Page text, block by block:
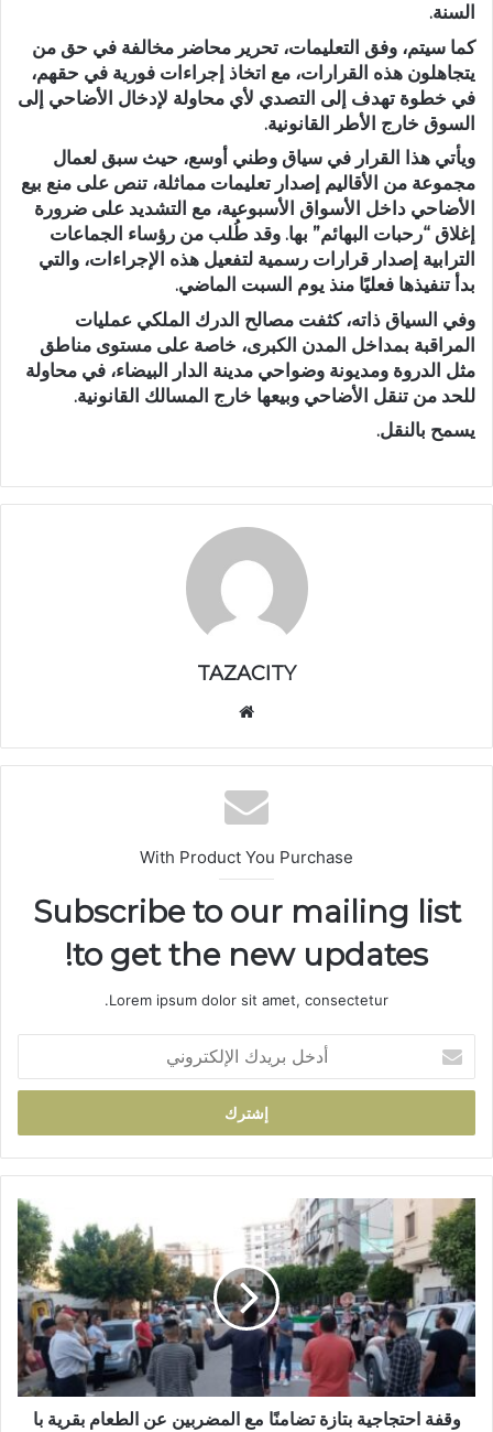
السنة.
كما سيتم، وفق التعليمات، تحرير محاضر مخالفة في حق من
يتجاهلون هذه القرارات، مع اتخاذ إجراءات فورية في حقهم،
في خطوة تهدف إلى التصدي لأي محاولة لإدخال الأضاحي إلى
السوق خارج الأطر القانونية.
ويأتي هذا القرار في سياق وطني أوسع، حيث سبق لعمال
مجموعة من الأقاليم إصدار تعليمات مماثلة، تنص على منع بيع
الأضاحي داخل الأسواق الأسبوعية، مع التشديد على ضرورة
إغلاق “رحبات البهائم” بها. وقد طُلب من رؤساء الجماعات
الترابية إصدار قرارات رسمية لتفعيل هذه الإجراءات، والتي
بدأ تنفيذها فعليًا منذ يوم السبت الماضي.
وفي السياق ذاته، كثفت مصالح الدرك الملكي عمليات
المراقبة بمداخل المدن الكبرى، خاصة على مستوى مناطق
مثل الدروة ومديونة وضواحي مدينة الدار البيضاء، في محاولة
للحد من تنقل الأضاحي وبيعها خارج المسالك القانونية.
يسمح بالنقل.
TAZACITY
الوي
ب
With Product You Purchase
Subscribe to our mailing list
to get the new updates!
Lorem ipsum dolor sit amet, consectetur.
خ
ب
ر
د
ك
ا
ل
إ
ل
ك
ت
و
ق
ف
ة
ا
ح
ت
ج
ا
وقفة احتجاجية بتازة تضامنًا مع المضربين عن الطعام بقرية با